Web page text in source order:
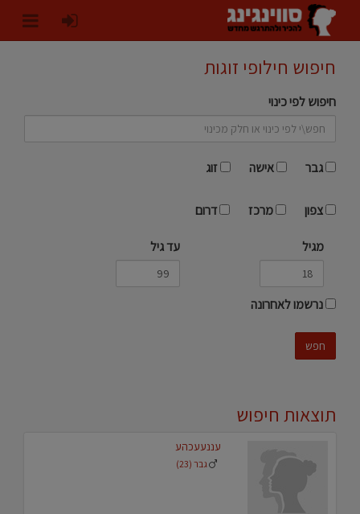
חיפוש חילופי זוגות
חיפוש לפי כינוי
גבר אישה זוג
צפון מרכז דרום
מגיל עד גיל
נרשמו לאחרונה
חפש
תוצאות חיפוש
עננעעכהע
גבר (23)